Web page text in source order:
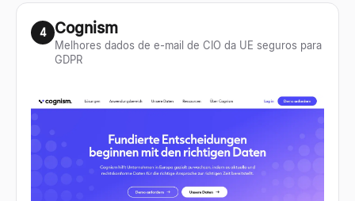
4 Cognism
Melhores dados de e-mail de CIO da UE seguros para
GDPR